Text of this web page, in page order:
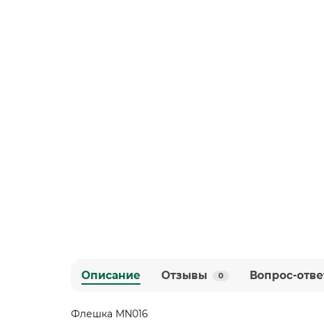
Описание Отзывы 0 Вопрос-
Флешка MN016